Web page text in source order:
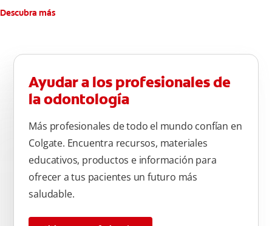
Descubra más
Ayudar a los profesionales de
la odontología
Más profesionales de todo el mundo confían en
Colgate. Encuentra recursos, materiales
educativos, productos e información para
ofrecer a tus pacientes un futuro más
saludable.